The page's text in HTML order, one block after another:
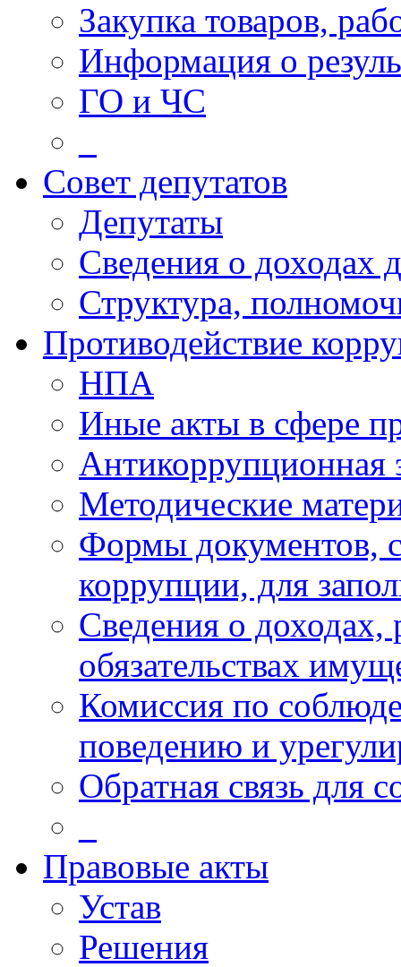
Закупка товаров,
Информация о
ГО и ЧС
Совет депутатов
Депутаты
Сведения о доходах
Структура,
Противодействие
НПА
Иные акты в сфере
Антикоррупционная
Методические
Формы документов,
коррупции, для
Сведения о доходах,
обязательствах
Комиссия по
поведению и
Обратная связь для
Правовые акты
Устав
Решения